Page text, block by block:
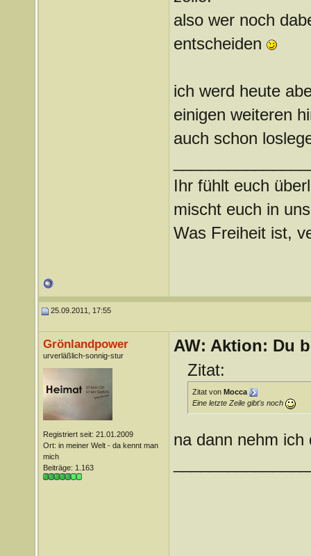
also wer noch
entscheiden
ich werd heute
einigen weiteren
auch schon
Ihr fühlt euch
mischt euch in
Was Freiheit ist,
25.09.2011, 17:55
Grönlandpower
urverläßlich-sonnig-stur
Registriert seit: 21.01.2009
Ort: in meiner Welt - da kennt man
mich
Beiträge: 1.163
AW: Aktion: Du
Zitat:
Zitat von Mocca
Eine letzte Zeile gibt's noch
na dann nehm